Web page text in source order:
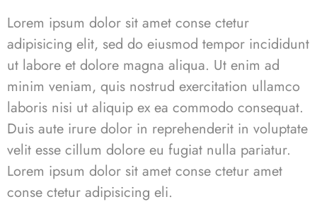
Lorem ipsum dolor sit amet conse ctetur
adipisicing elit, sed do eiusmod tempor incididunt
ut labore et dolore magna aliqua. Ut enim ad
minim veniam, quis nostrud exercitation ullamco
laboris nisi ut aliquip ex ea commodo consequat.
Duis aute irure dolor in reprehenderit in voluptate
velit esse cillum dolore eu fugiat nulla pariatur.
Lorem ipsum dolor sit amet conse ctetur amet
conse ctetur adipisicing eli.